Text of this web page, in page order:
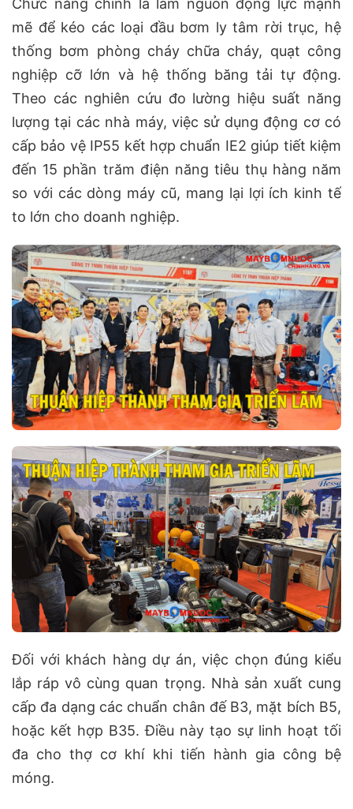
Chức năng chính là làm nguồn động lực mạnh
mẽ để kéo các loại đầu bơm ly tâm rời trục, hệ
thống bơm phòng cháy chữa cháy, quạt công
nghiệp cỡ lớn và hệ thống băng tải tự động.
Theo các nghiên cứu đo lường hiệu suất năng
lượng tại các nhà máy, việc sử dụng động cơ có
cấp bảo vệ IP55 kết hợp chuẩn IE2 giúp tiết kiệm
đến 15 phần trăm điện năng tiêu thụ hàng năm
so với các dòng máy cũ, mang lại lợi ích kinh tế
to lớn cho doanh nghiệp.
Đối với khách hàng dự án, việc chọn đúng kiểu
lắp ráp vô cùng quan trọng. Nhà sản xuất cung
cấp đa dạng các chuẩn chân đế B3, mặt bích B5,
hoặc kết hợp B35. Điều này tạo sự linh hoạt tối
đa cho thợ cơ khí khi tiến hành gia công bệ
móng.